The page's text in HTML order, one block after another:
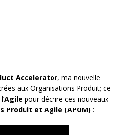
Accelerator, ma nouvelle
aux Organisations Produit; de
Agile pour décrire ces nouveaux
Produit et Agile (APOM) :